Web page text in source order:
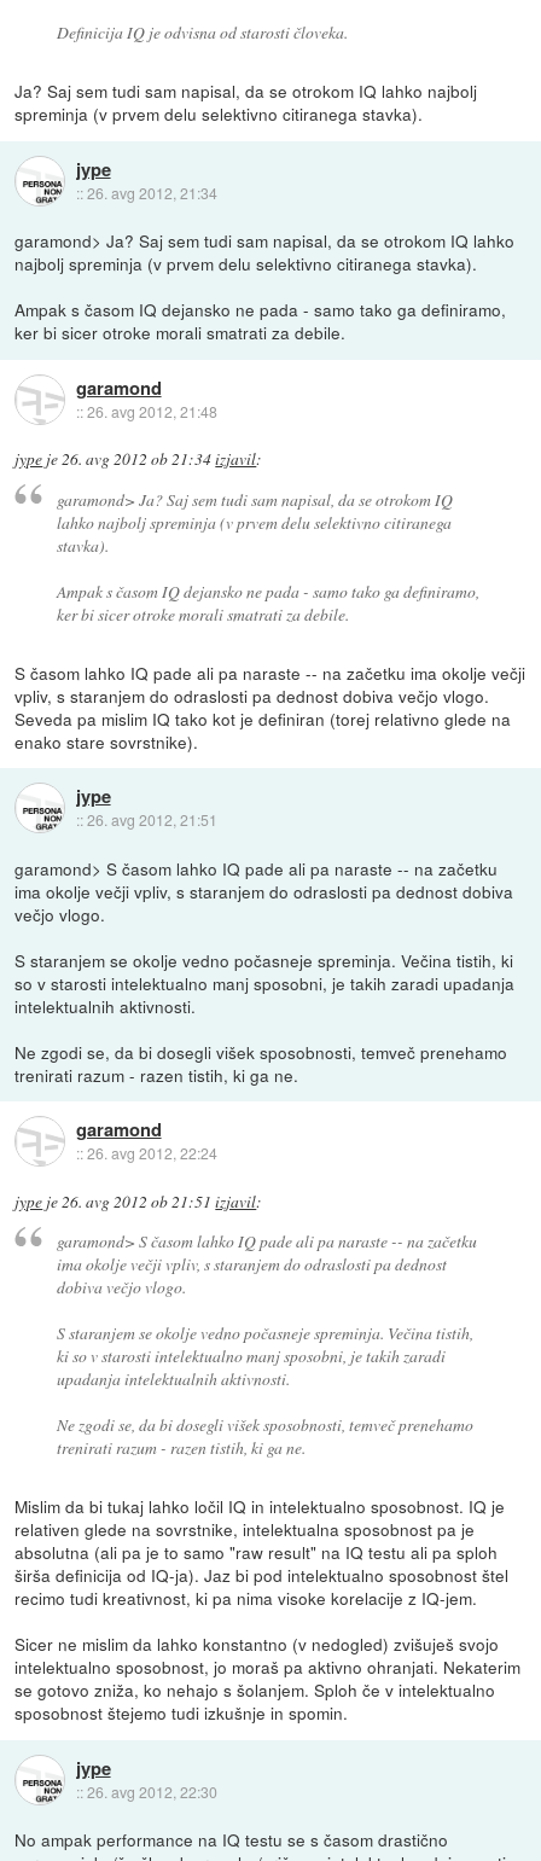
Definicija IQ je odvisna od starosti človeka.
Ja? Saj sem tudi sam napisal, da se otrokom IQ lahko najbolj
spreminja (v prvem delu selektivno citiranega stavka).
jype
::26. avg 2012, 21:34
garamond> Ja? Saj sem tudi sam napisal, da se otrokom IQ lahko
najbolj spreminja (v prvem delu selektivno citiranega stavka).
Ampak s časom IQ dejansko ne pada - samo tako ga definiramo,
ker bi sicer otroke morali smatrati za debile.
garamond
::26. avg 2012, 21:48
jype je26. avg 2012 ob 21:34izjavil:
garamond> Ja? Saj sem tudi sam napisal, da se otrokom IQ
lahko najbolj spreminja (v prvem delu selektivno citiranega
stavka).
Ampak s časom IQ dejansko ne pada - samo tako ga definiramo,
ker bi sicer otroke morali smatrati za debile.
S časom lahko IQ pade ali pa naraste -- na začetku ima okolje večji
vpliv, s staranjem do odraslosti pa dednost dobiva večjo vlogo.
Seveda pa mislim IQ tako kot je definiran (torej relativno glede na
enako stare sovrstnike).
jype
::26. avg 2012, 21:51
garamond> S časom lahko IQ pade ali pa naraste -- na začetku
ima okolje večji vpliv, s staranjem do odraslosti pa dednost dobiva
večjo vlogo.
S staranjem se okolje vedno počasneje spreminja. Večina tistih, ki
so v starosti intelektualno manj sposobni, je takih zaradi upadanja
intelektualnih aktivnosti.
Ne zgodi se, da bi dosegli višek sposobnosti, temveč prenehamo
trenirati razum - razen tistih, ki ga ne.
garamond
::26. avg 2012, 22:24
jype je26. avg 2012 ob 21:51 izjavil:
garamond> S časom lahko IQ pade ali pa naraste -- na začetku
ima okolje večji vpliv, s staranjem do odraslosti pa dednost
dobiva večjo vlogo.
S staranjem se okolje vedno počasneje spreminja. Večina tistih,
ki so v starosti intelektualno manj sposobni, je takih zaradi
upadanja intelektualnih aktivnosti.
Ne zgodi se, da bi dosegli višek sposobnosti, temveč prenehamo
trenirati razum - razen tistih, ki ga ne.
Mislim da bi tukaj lahko ločil IQ in intelektualno sposobnost. IQ je
relativen glede na sovrstnike, intelektualna sposobnost pa je
absolutna (ali pa je to samo "raw result" na IQ testu ali pa sploh
širša definicija od IQ-ja). Jaz bi pod intelektualno sposobnost štel
recimo tudi kreativnost, ki pa nima visoke korelacije z IQ-jem.
Sicer ne mislim da lahko konstantno (v nedogled) zvišuješ svojo
intelektualno sposobnost, jo moraš pa aktivno ohranjati. Nekaterim
se gotovo zniža, ko nehajo s šolanjem. Sploh če v intelektualno
sposobnost štejemo tudi izkušnje in spomin.
jype
::26. avg 2012, 22:30
No ampak performance na IQ testu se s časom drastično